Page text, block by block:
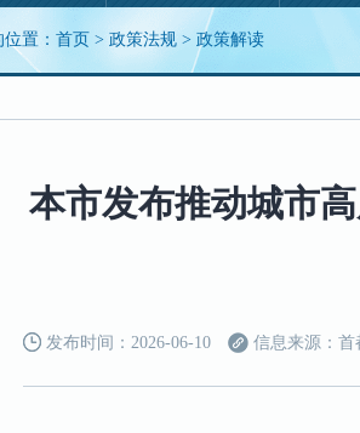
置： 首页 > 政策法规 > 政策解读
本市发布推动城市
发布时间：2026-06-10 信息来源：首